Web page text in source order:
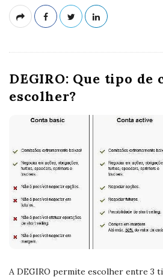
DEGIRO: Que tipo de
escolher?
A DEGIRO permite escolher entre 3